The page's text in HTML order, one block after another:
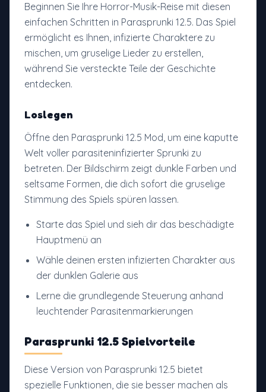
Beginnen Sie Ihre Horror-Musik-Reise mit diesen
einfachen Schritten in Parasprunki 12.5. Das Spiel
ermöglicht es Ihnen, infizierte Charaktere zu
mischen, um gruselige Lieder zu erstellen,
während Sie versteckte Teile der Geschichte
entdecken.
Loslegen
Öffne den Parasprunki 12.5 Mod, um eine kaputte
Welt voller parasiteninfizierter Sprunki zu
betreten. Der Bildschirm zeigt dunkle Farben und
seltsame Formen, die dich sofort die gruselige
Stimmung des Spiels spüren lassen.
Starte das Spiel und sieh dir das beschädigte
Hauptmenü an
Wähle deinen ersten infizierten Charakter aus
der dunklen Galerie aus
Lerne die grundlegende Steuerung anhand
leuchtender Parasitenmarkierungen
Parasprunki 12.5 Spielvorteile
Diese Version von Parasprunki 12.5 bietet
spezielle Funktionen, die sie besser machen als